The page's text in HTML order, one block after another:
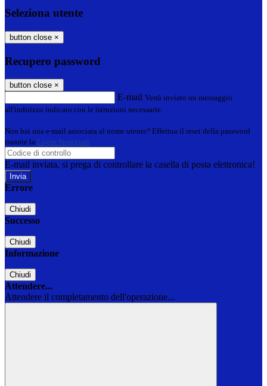
Seleziona utente
button close ×
Recupero password
button close ×
E-mail Verrà inviato un messaggio
all'indirizzo indicato con le istruzioni necessarie.
Non hai una e-mail associata al nome utente? Effettua il reset della password
tramite la Login Spaggiari
E-mail inviata, si prega di controllare la casella di posta elettronica!
Errore
Chiudi
Successo
Chiudi
Informazione
Chiudi
Attendere...
Attendere il completamento dell'operazione...